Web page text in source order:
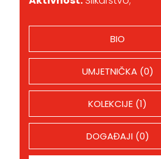
BIO
UMJETNIČKA (0)
KOLEKCIJE (1)
DOGAĐAJI (0)